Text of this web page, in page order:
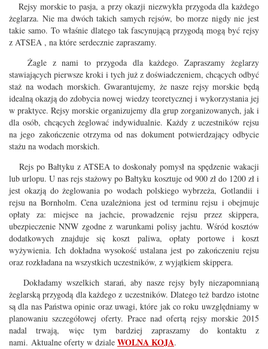
Rejsy morskie to pasja, a przy okazji niezwykła przygoda dla każdego
żeglarza. Nie ma dwóch takich samych rejsów, bo morze nigdy nie jest
takie samo. To właśnie dlatego tak fascynującą przygodą mogą być rejsy
z ATSEA , na które serdecznie zapraszamy.
Żagle z nami to przygoda dla każdego. Zapraszamy żeglarzy
stawiających pierwsze kroki i tych już z doświadczeniem, chcących odbyć
staż na wodach morskich. Gwarantujemy, że nasze rejsy morskie będą
idealną okazją do zdobycia nowej wiedzy teoretycznej i wykorzystania jej
w praktyce. Rejsy morskie organizujemy dla grup zorganizowanych, jak i
dla osób, chcących żeglować indywidualnie. Każdy z uczestników rejsu
na jego zakończenie otrzyma od nas dokument potwierdzający odbycie
stażu na wodach morskich.
Rejs po Bałtyku z ATSEA to doskonały pomysł na spędzenie wakacji
lub urlopu. U nas rejs stażowy po Bałtyku kosztuje od 900 zł do 1200 zł i
jest okazją do żeglowania po wodach polskiego wybrzeża, Gotlandii i
rejsu na Bornholm. Cena uzależniona jest od terminu rejsu i obejmuje
opłaty za: miejsce na jachcie, prowadzenie rejsu przez skippera,
ubezpieczenie NNW zgodne z warunkami polisy jachtu. Wśród kosztów
dodatkowych znajduje się koszt paliwa, opłaty portowe i koszt
wyżywienia. Ich dokładna wysokość ustalana jest po zakończeniu rejsu
oraz rozkładana na wszystkich uczestników, z wyjątkiem skippera.
Dokładamy wszelkich starań, aby nasze rejsy były niezapomnianą
żeglarską przygodą dla każdego z uczestników. Dlatego też bardzo istotne
są dla nas Państwa opinie oraz uwagi, które jak co roku uwzględniamy w
planowaniu szczegółowej oferty. Prace nad ofertą rejsy morskie 2015
nadal trwają, więc tym bardziej zapraszamy do kontaktu z
nami. Aktualne oferty w dziale WOLNA KOJA.